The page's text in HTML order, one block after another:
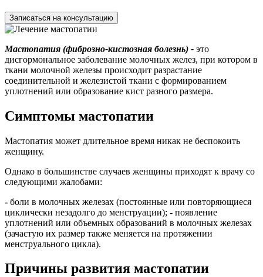
Записаться на консультацию
Мастопатия (фиброзно-кистозная болезнь) - это
дисгормональное заболевание молочных желез, при котором в
ткани молочной железы происходит разрастание
соединительной и железистой ткани с формированием
уплотнений или образование кист разного размера.
Симптомы мастопатии
Мастопатия может длительное время никак не беспокоить
женщину.
Однако в большинстве случаев женщины приходят к врачу со
следующими жалобами:
- боли в молочных железах (постоянные или повторяющиеся
циклически незадолго до менструации); - появление
уплотнений или объемных образований в молочных железах
(зачастую их размер также меняется на протяжении
менструального цикла).
Причины развития мастопатии